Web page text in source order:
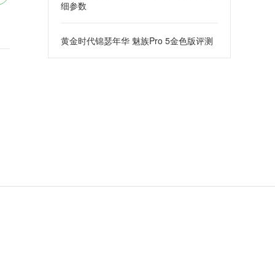
细参数
黄金时代锦瑟年华 魅族Pro 5金色版评测